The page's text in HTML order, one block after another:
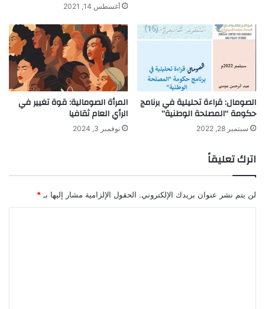
أغسطس 14, 2021
الصومال: قراءة تحليلية في برنامج
حكومة “المصلحة الوطنية”
سبتمبر 28, 2022
المرأة الصومالية: قوة تغيير في
الرأي العام ثقافيا
نوفمبر 3, 2024
اترك تعليقاً
لن يتم نشر عنوان بريدك الإلكتروني. الحقول الإلزامية مشار إليها بـ*